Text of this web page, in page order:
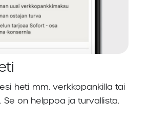
heti mm. verkkopankilla tai
Se on helppoa ja turvallista.